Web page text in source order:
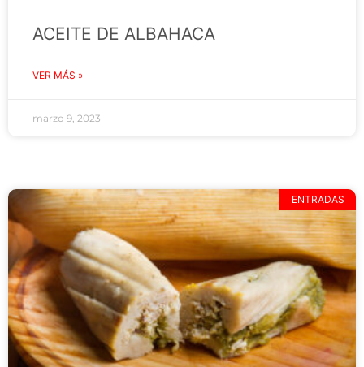
ACEITE DE ALBAHACA
VER MÁS »
marzo 9, 2023
ENTRADAS